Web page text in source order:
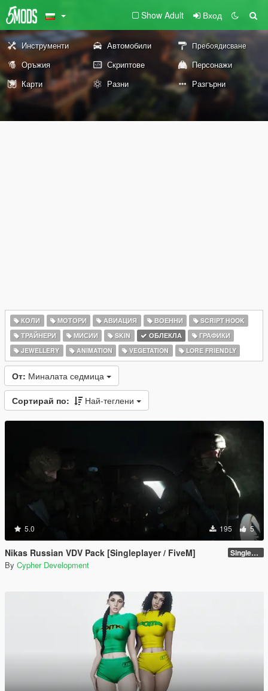
Show Adult Вход
Инструменти Автомобили Пребоядисване
Оръжия Скриптове
Персонажи
Карти
Разни Разгърни
КОЛИ МОТОРИ АВИАЦИЯ ВОЕННИ
SCRIPT HOOK
ТРАЙНЕРИ
МИСИИ SKIN ОБЛЕКЛА
ГРАФИКИ
JEWELLERY
ANIMATION VEGETATION LORE FRIENDLY
От: Миналата седмица
Сортирай по: Най-теглени
5.0 195 5
Nikas Russian VDV Pack [Singleplayer / FiveM] Singleplayer 1.0
By Cypher Development